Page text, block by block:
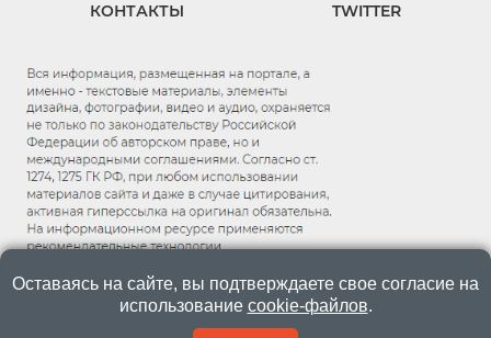
КОНТАКТЫ TWITTER
Оставаясь на сайте, вы подтверждаете свое согласие на
использование cookie-файлов.